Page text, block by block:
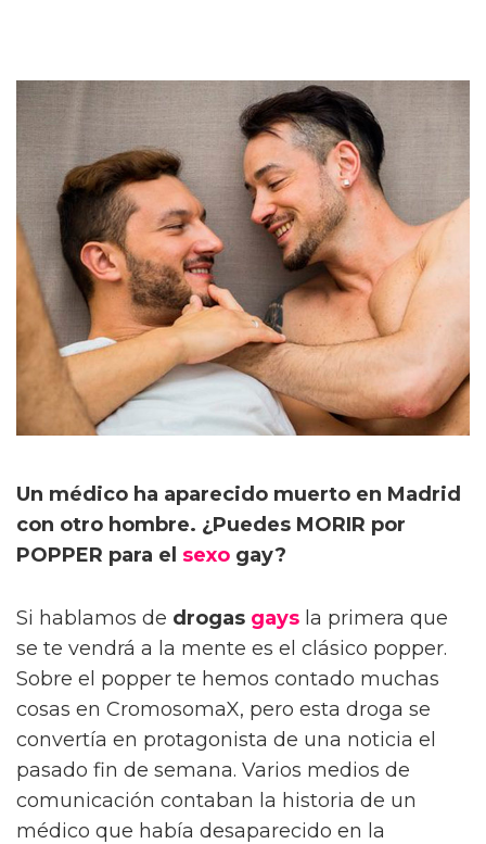
Un médico ha aparecido muerto en Madrid
con otro hombre. ¿Puedes MORIR por
POPPER para el sexo gay?
Si hablamos de drogas gays la primera que
se te vendrá a la mente es el clásico popper.
Sobre el popper te hemos contado muchas
cosas en CromosomaX, pero esta droga se
convertía en protagonista de una noticia el
pasado fin de semana. Varios medios de
comunicación contaban la historia de un
médico que había desaparecido en la